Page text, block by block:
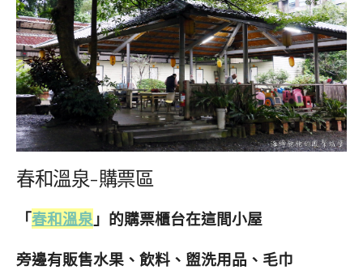
春和溫泉-購票區
「春和溫泉 」的購票櫃台在這間小屋
旁邊有販售水果、飲料、盥洗用品、毛巾